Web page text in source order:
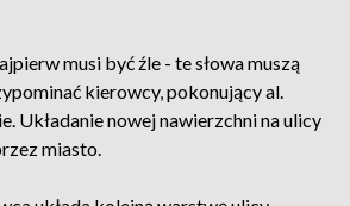
musi być źle - te słowa muszą
kierowcy, pokonujący al.
Układanie nowej nawierzchni na ulicy
miasto.